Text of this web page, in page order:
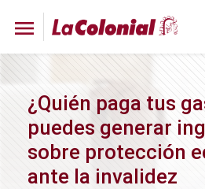
menu
¿Quién paga tus
puedes generar
sobre protección
ante la invalidez